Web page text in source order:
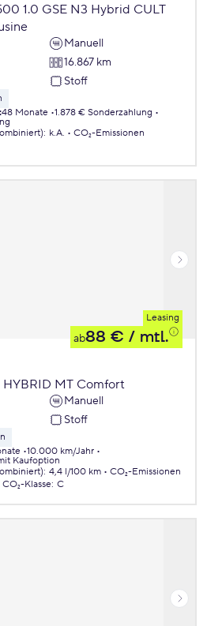
1.0 GSE N3 Hybrid CULT
Manuell
16.867 km
Stoff
:48 Monate 1.878 € Sonderzahlung
: k.A.
CO₂-Emissionen
Leasing
ab88 € / mtl.
HYBRID MT Comfort
Manuell
Stoff
10.000 km/Jahr
Kaufoption
: 4,4 l/100 km
CO₂-Emissionen
CO₂-Klasse: C